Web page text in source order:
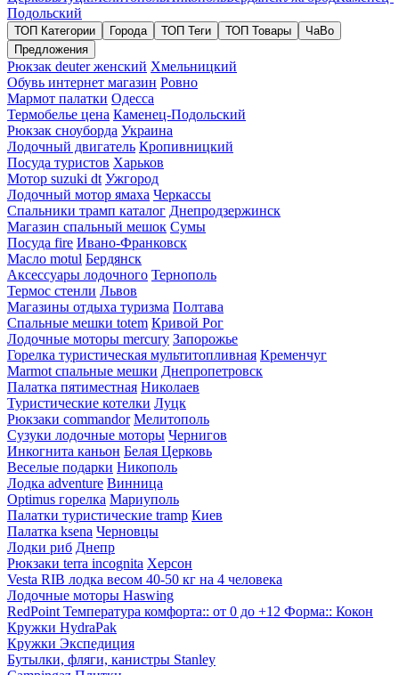
Подольский
ТОП Категории Города ТОП Теги ТОП Товары
ЧаВо
Предложения
Рюкзак deuter женский Хмельницкий
Обувь интернет магазин Ровно
Мармот палатки Одесса
Термобелье цена Каменец-Подольский
Рюкзак сноуборда Украина
Лодочный двигатель Кропивницкий
Посуда туристов Харьков
Мотор suzuki dt Ужгород
Лодочный мотор ямаха Черкассы
Спальники трамп каталог Днепродзержинск
Магазин спальный мешок Сумы
Посуда fire Ивано-Франковск
Масло motul Бердянск
Аксессуары лодочного Тернополь
Термос стенли Львов
Магазины отдыха туризма Полтава
Спальные мешки totem Кривой Рог
Лодочные моторы mercury Запорожье
Горелка туристическая мультитопливная Кременчуг
Marmot спальные мешки Днепропетровск
Палатка пятиместная Николаев
Туристические котелки Луцк
Рюкзаки commandor Мелитополь
Сузуки лодочные моторы Чернигов
Инкогнита каньон Белая Церковь
Веселые подарки Никополь
Лодка adventure Винница
Optimus горелка Мариуполь
Палатки туристические tramp Киев
Палатка ksena Черновцы
Лодки риб Днепр
Рюкзаки terra incognita Херсон
Vesta RIB лодка весом 40-50 кг на 4 человека
Лодочные моторы Haswing
RedPoint Температура комфорта:: от 0 до +12 Форма:: Кокон
Кружки HydraPak
Кружки Экспедиция
Бутылки, фляги, канистры Stanley